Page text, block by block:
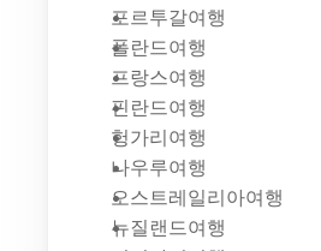
포르투갈여행
폴란드여행
프랑스여행
핀란드여행
헝가리여행
나우루여행
오스트레일리아여행
뉴질랜드여행